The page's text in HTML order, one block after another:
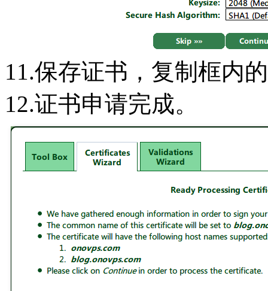
11.保存证书，复制框内
12.证书申请完成。